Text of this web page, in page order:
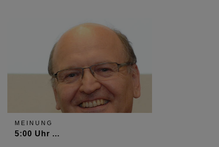
MEINUNG
5:00 Uhr ...